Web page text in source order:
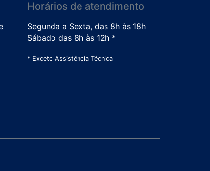
Horários de atendimento
Segunda a Sexta, das 8h às 18h
Sábado das 8h às 12h *
* Exceto Assistência Técnica